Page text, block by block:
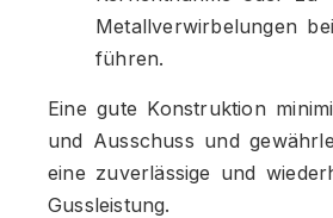
Metallverwirbelungen
führen.
Eine gute Konstruktion
und Ausschuss und
eine zuverlässige und
Gussleistung.